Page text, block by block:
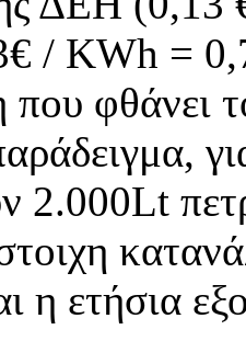
/ KWh =
που
2.000Lt
η ετήσια